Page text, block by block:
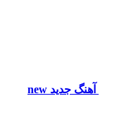
آهنگ جدید new